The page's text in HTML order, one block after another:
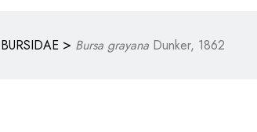
BURSIDAE > Bursa grayana Dunker, 1862